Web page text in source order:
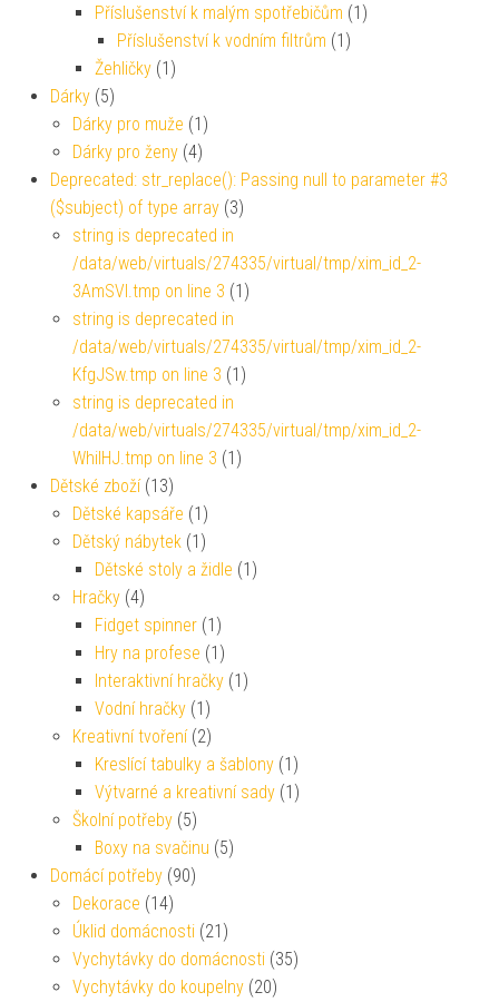
Příslušenství k malým spotřebičům (1)
Příslušenství k vodním filtrům (1)
Žehličky (1)
Dárky (5)
Dárky pro muže (1)
Dárky pro ženy (4)
Deprecated: str_replace(): Passing null to parameter #3
($subject) of type array (3)
string is deprecated in
/data/web/virtuals/274335/virtual/tmp/xim_id_2-
3AmSVl.tmp on line 3 (1)
string is deprecated in
/data/web/virtuals/274335/virtual/tmp/xim_id_2-
KfgJSw.tmp on line 3 (1)
string is deprecated in
/data/web/virtuals/274335/virtual/tmp/xim_id_2-
WhiIHJ.tmp on line 3 (1)
Dětské zboží (13)
Dětské kapsáře (1)
Dětský nábytek (1)
Dětské stoly a židle (1)
Hračky (4)
Fidget spinner (1)
Hry na profese (1)
Interaktivní hračky (1)
Vodní hračky (1)
Kreativní tvoření (2)
Kreslící tabulky a šablony (1)
Výtvarné a kreativní sady (1)
Školní potřeby (5)
Boxy na svačinu (5)
Domácí potřeby (90)
Dekorace (14)
Úklid domácnosti (21)
Vychytávky do domácnosti (35)
Vychytávky do koupelny (20)